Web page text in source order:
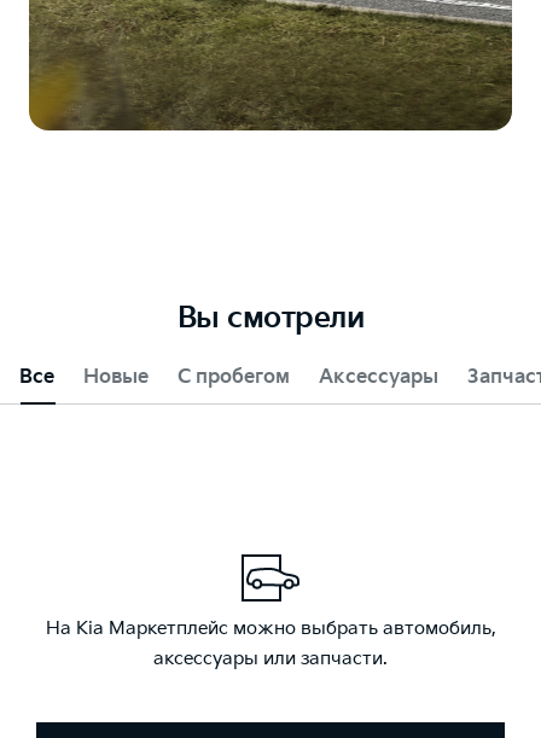
Вы смотрели
Все Новые С пробегом Аксессуары
На Kia Маркетплейс можно выбрать автомобиль,
аксессуары или запчасти.